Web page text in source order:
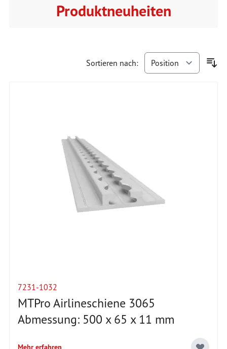
Produktneuheiten
Sortieren nach:
7231-1032
MTPro Airlineschiene 3065
Abmessung: 500 x 65 x 11 mm
Mehr erfahren